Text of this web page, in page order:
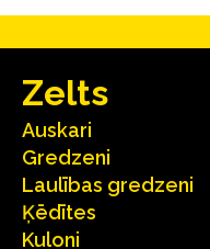
Zelts
Auskari
Gredzeni
Laulības gredzeni
Ķēdītes
Kuloni